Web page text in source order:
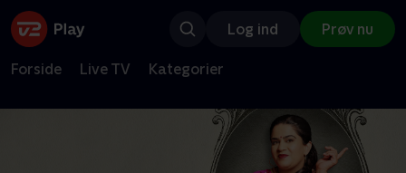
Log ind Prøv nu
Forside Live TV Kategorier